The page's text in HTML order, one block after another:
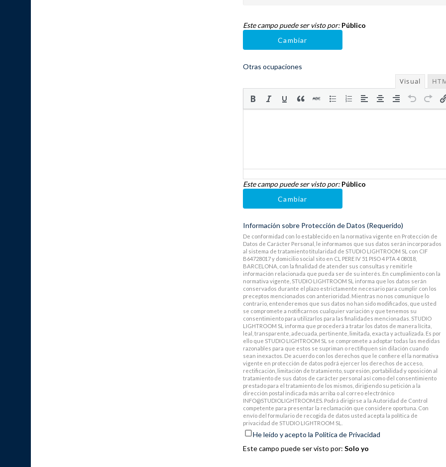
Este campo puede ser visto por: Público
Cambiar
Otras ocupaciones
Visual
Este campo puede ser visto por: Público
Cambiar
Información sobre Protección de Datos (Requerido)
De conformidad con lo establecido en la normativa vigente en Protección de
Datos de Carácter Personal, le informamos que sus datos serán incorporados
al sistema de tratamiento titularidad de STUDIO LIGHTROOM SL con CIF
B64728017 y domicilio social sito en CL PERE IV 51 PISO 4 PTA 4 08018,
BARCELONA, con la finalidad de atender sus consultas y remitirle
información relacionada que pueda ser de su interés. En cumplimiento con la
normativa vigente, STUDIO LIGHTROOM SL informa que los datos serán
conservados durante el plazo estrictamente necesario para cumplir con los
preceptos mencionados con anterioridad. Mientras no nos comunique lo
contrario, entenderemos que sus datos no han sido modificados, que usted
se compromete a notificarnos cualquier variación y que tenemos su
consentimiento para utilizarlos para las finalidades mencionadas. STUDIO
LIGHTROOM SL informa que procederá a tratar los datos de manera lícita,
leal, transparente, adecuada, pertinente, limitada, exacta y actualizada. Es por
ello que STUDIO LIGHTROOM SL se compromete a adoptar todas las medidas
razonables para que estos se supriman o rectifiquen sin dilación cuando
sean inexactos. De acuerdo con los derechos que le confiere el la normativa
vigente en protección de datos podrá ejercer los derechos de acceso,
rectificación, limitación de tratamiento, supresión, portabilidad y oposición al
tratamiento de sus datos de carácter personal así como del consentimiento
prestado para el tratamiento de los mismos, dirigiendo su petición a la
dirección postal indicada más arriba o al correo electrónico
INFO@STUDIOLIGHTROOM.ES. Podrá dirigirse a la Autoridad de Control
competente para presentar la reclamación que considere oportuna. Con
envío del formulario de recogida de datos usted acepta la política de
privacidad de STUDIO LIGHTROOM SL.
He leído y acepto la Política de Privacidad
Este campo puede ser visto por: Solo yo